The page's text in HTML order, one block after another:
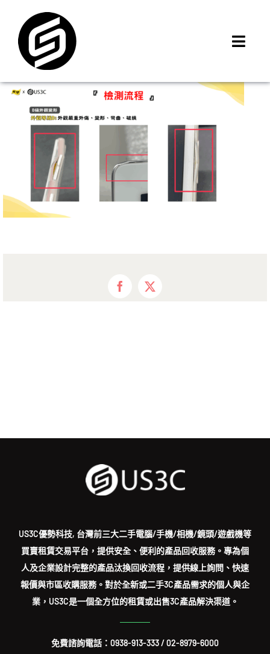
content
iMCheck APP
iPhone 回收價
線上商城
3C租賃
MSI 舊換新
Facebook
X
US3C優勢科技, 台灣前三大二手電腦/手機/相機/鏡頭/遊戲機等
買賣租賃交易平台，提供安全、便利的產品回收服務。專為個
人及企業設計完整的產品汰換回收流程，提供線上詢問、快速
報價與市區收購服務。對於全新或二手3C產品需求的個人與企
業，US3C是一個全方位的租賃或出售3C產品解決渠道。
免費諮詢電話： 0938-913-333/02-8979-6000